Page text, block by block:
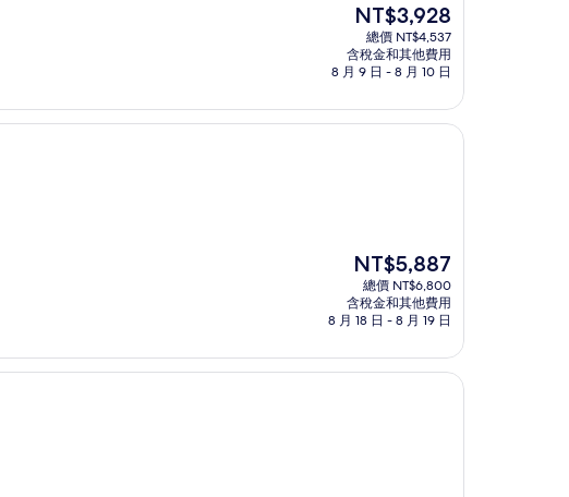
現
在
價
格
NT$3,928
NT$3,928
總價 NT$4,537
含稅金和其他費用
8 月 9 日 - 8 月 10 日
現
在
價
格
NT$5,887
NT$5,887
總價 NT$6,800
含稅金和其他費用
8 月 18 日 - 8 月 19 日